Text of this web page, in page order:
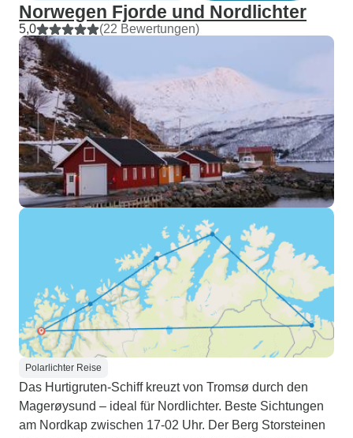
Norwegen Fjorde und Nordlichter
5,0 (22 Bewertungen)
Polarlichter Reise
Das Hurtigruten-Schiff kreuzt von Tromsø durch den
Magerøysund – ideal für Nordlichter. Beste Sichtungen
am Nordkap zwischen 17-02 Uhr. Der Berg Storsteinen